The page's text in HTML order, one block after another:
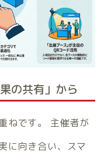
の共有」から
ねです。 主催者が
に向き合い、スマ